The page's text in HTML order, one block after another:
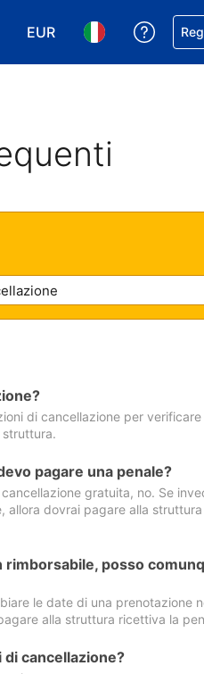
EUR
Scegli la tua valuta.
Scegli la tua
di cancellazione per
pagare una penale?
gratuita, no. Se
allora dovrai pagare alla
rimborsabile, posso
le date di una prenotazione
alla struttura ricettiva la
cancellazione?